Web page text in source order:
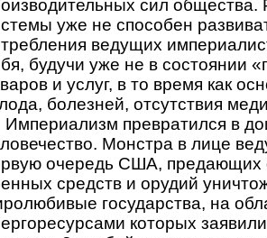
сил общества.
уже не способен
ведущих
будучи уже не в состоянии
и услуг, в то время как
болезней, отсутствия
Империализм превратился в
Монстра в лице
очередь США,
средств и орудий
государства, на
которых